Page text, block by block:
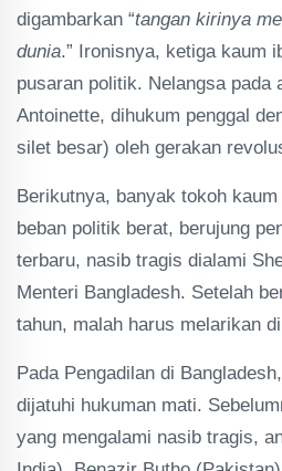
digambarkan “tangan kirinya
dunia.” Ironisnya, ketiga kaum
pusaran politik. Nelangsa pada
Antoinette, dihukum penggal
silet besar) oleh gerakan
Berikutnya, banyak tokoh
beban politik berat, berujung
terbaru, nasib tragis dialami
Menteri Bangladesh. Setelah
tahun, malah harus melarikan
Pada Pengadilan di
dijatuhi hukuman mati.
yang mengalami nasib tragis,